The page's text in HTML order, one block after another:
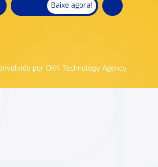
Baixe agora!
por OKN Technology Agency